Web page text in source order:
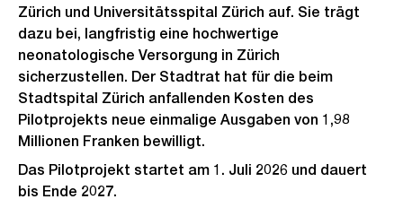
Zürich und Universitätsspital Zürich auf. Sie trägt
dazu bei, langfristig eine hochwertige
neonatologische Versorgung in Zürich
sicherzustellen. Der Stadtrat hat für die beim
Stadtspital Zürich anfallenden Kosten des
Pilotprojekts neue einmalige Ausgaben von 1,98
Millionen Franken bewilligt.
Das Pilotprojekt startet am 1. Juli 2026 und dauert
bis Ende 2027.